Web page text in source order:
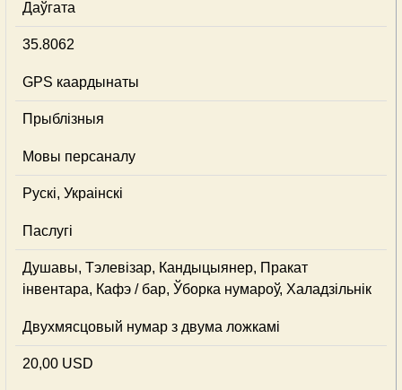
Даўгата
35.8062
GPS каардынаты
Прыблізныя
Мовы персаналу
Рускі, Украінскі
Паслугі
Душавы, Тэлевізар, Кандыцыянер, Пракат
інвентара, Кафэ / бар, Ўборка нумароў, Халадзільнік
Двухмясцовый нумар з двума ложкамі
20,00 USD